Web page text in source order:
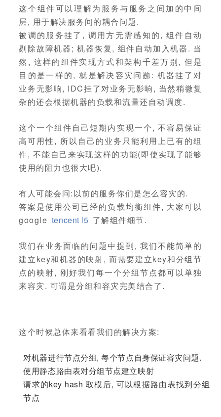
这个组件可以理解为服务与服务之间加的中间
层, 用于解决服务间的耦合问题.
被调的服务挂了, 调用方无需感知的, 组件自动
剔除故障机器; 机器恢复, 组件自动加入机器. 当
然, 这样的组件实现方式和架构千差万别, 但是
目的是一样的, 就是解决容灾问题: 机器挂了对
业务无影响, IDC挂了对业务无影响, 当然稍微复
杂的还会根据机器的负载和流量还自动调度.
这个一个组件自己短期内实现一个, 不容易保证
高可用性, 所以自己的业务只能利用上已有的组
件, 不能自己来实现这样的功能(即使实现了能够
使用的阻力也很大吧).
有人可能会问:以前的服务你们是怎么容灾的.
答案是使用公司已经的负载均衡组件, 大家可以
google tencent l5 了解组件细节.
我们在业务面临的问题中提到, 我们不能简单的
建立key和机器的映射, 而需要建立key和分组节
点的映射, 刚好我们每一个分组节点都可以单独
来容灾. 可谓是分组和容灾完美结合了.
这个时候总体来看看我们的解决方案:
对机器进行节点分组, 每个节点自身保证容灾问题.
使用静态路由表对分组节点建立映射
请求的key hash 取模后, 可以根据路由表找到分组
节点